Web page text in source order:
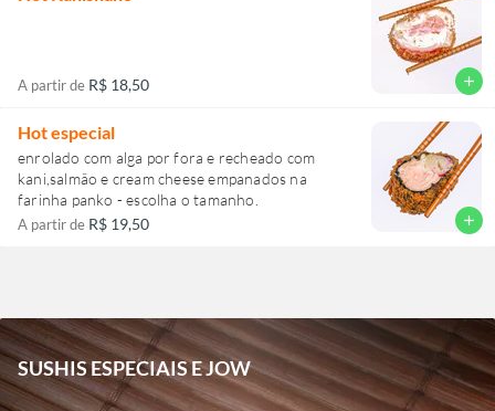
A partir de R$ 18,50 add
Hot especial
enrolado com alga por fora e recheado com
kani,salmão e cream cheese empanados na
farinha panko - escolha o tamanho.
A partir de R$ 19,50 add
SUSHIS ESPECIAIS E JOW